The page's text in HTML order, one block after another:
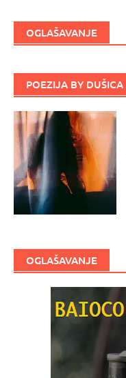
OGLAŠAVANJE
POEZIJA BY DUŠICA
OGLAŠAVANJE